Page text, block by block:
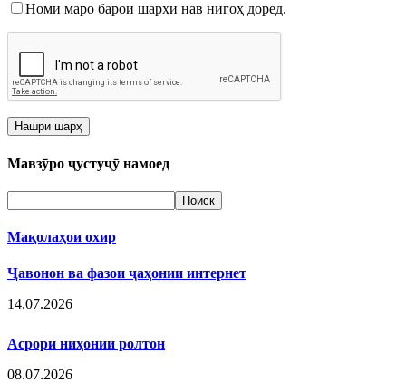
Номи маро барои шарҳи нав нигоҳ доред.
Мавзӯро ҷустуҷӯ намоед
Мақолаҳои охир
Ҷавонон ва фазои ҷаҳонии интернет
14.07.2026
Асрори ниҳонии ролтон
08.07.2026